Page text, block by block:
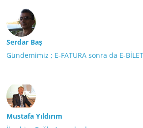
Serdar Baş
Gündemimiz ; E-FATURA sonra da E-BİLET
Mustafa Yıldırım